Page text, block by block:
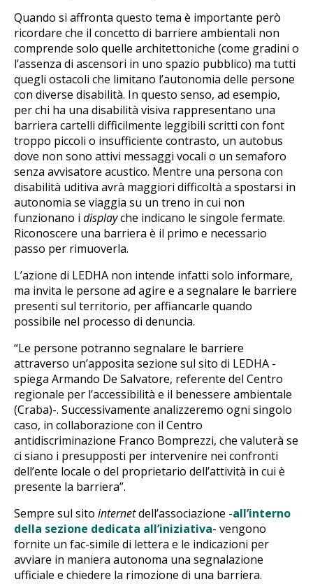
Quando si affronta questo tema è importante però
ricordare che il concetto di barriere ambientali non
comprende solo quelle architettoniche (come gradini o
l’assenza di ascensori in uno spazio pubblico) ma tutti
quegli ostacoli che limitano l’autonomia delle persone
con diverse disabilità. In questo senso, ad esempio,
per chi ha una disabilità visiva rappresentano una
barriera cartelli difficilmente leggibili scritti con font
troppo piccoli o insufficiente contrasto, un autobus
dove non sono attivi messaggi vocali o un semaforo
senza avvisatore acustico. Mentre una persona con
disabilità uditiva avrà maggiori difficoltà a spostarsi in
autonomia se viaggia su un treno in cui non
funzionano i displayche indicano le singole fermate.
Riconoscere una barriera è il primo e necessario
passo per rimuoverla.
L’azione di LEDHA non intende infatti solo informare,
ma invita le persone ad agire e a segnalare le barriere
presenti sul territorio, per affiancarle quando
possibile nel processo di denuncia.
“Le persone potranno segnalare le barriere
attraverso un’apposita sezione sul sito di LEDHA -
spiega Armando De Salvatore, referente del Centro
regionale per l’accessibilità e il benessere ambientale
(Craba)-. Successivamente analizzeremo ogni singolo
caso, in collaborazione con il Centro
antidiscriminazione Franco Bomprezzi, che valuterà se
ci siano i presupposti per intervenire nei confronti
dell’ente locale o del proprietario dell’attività in cui è
presente la barriera”.
Sempre sul sito internetdell’associazione -all’interno
della sezione dedicata all’iniziativa- vengono
fornite un fac-simile di lettera e le indicazioni per
avviare in maniera autonoma una segnalazione
ufficiale e chiedere la rimozione di una barriera.